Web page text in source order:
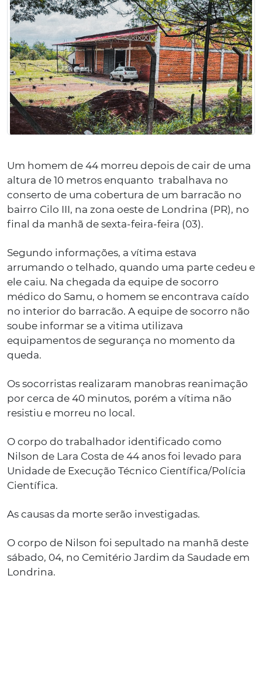
Um homem de 44 morreu depois de cair de uma
altura de 10 metros enquanto trabalhava no
conserto de uma cobertura de um barracão no
bairro Cilo III, na zona oeste de Londrina (PR), no
final da manhã de sexta-feira-feira (03).
Segundo informações, a vítima estava
arrumando o telhado, quando uma parte cedeu e
ele caiu. Na chegada da equipe de socorro
médico do Samu, o homem se encontrava caído
no interior do barracão. A equipe de socorro não
soube informar se a vitima utilizava
equipamentos de segurança no momento da
queda.
Os socorristas realizaram manobras reanimação
por cerca de 40 minutos, porém a vítima não
resistiu e morreu no local.
O corpo do trabalhador identificado como
Nilson de Lara Costa de 44 anos foi levado para
Unidade de Execução Técnico Científica/Polícia
Científica.
As causas da morte serão investigadas.
O corpo de Nilson foi sepultado na manhã deste
sábado, 04, no Cemitério Jardim da Saudade em
Londrina.